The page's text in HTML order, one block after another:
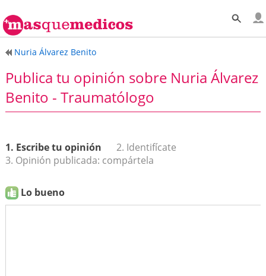
Nuria Álvarez Benito
Publica tu opinión sobre Nuria Álvarez
Benito - Traumatólogo
1. Escribe tu opinión
2. Identifícate
3. Opinión publicada: compártela
Lo bueno